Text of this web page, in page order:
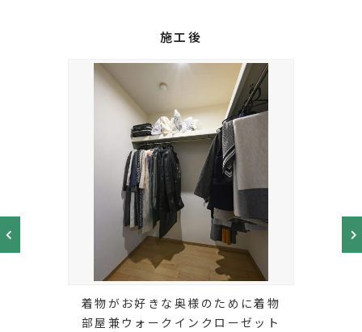
施工後
着物がお好きな奥様のために着物
部屋兼ウォークインクローゼット